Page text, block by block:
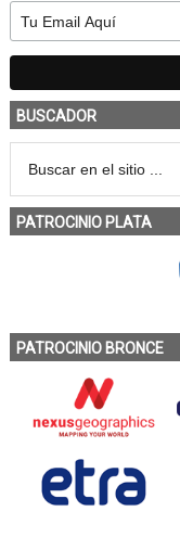
BUSCADOR
PATROCINIO PLATA
PATROCINIO BRONCE